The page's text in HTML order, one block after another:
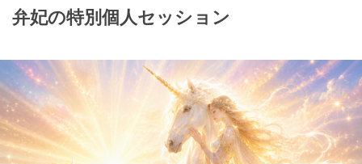
弁妃の特別個人セッション